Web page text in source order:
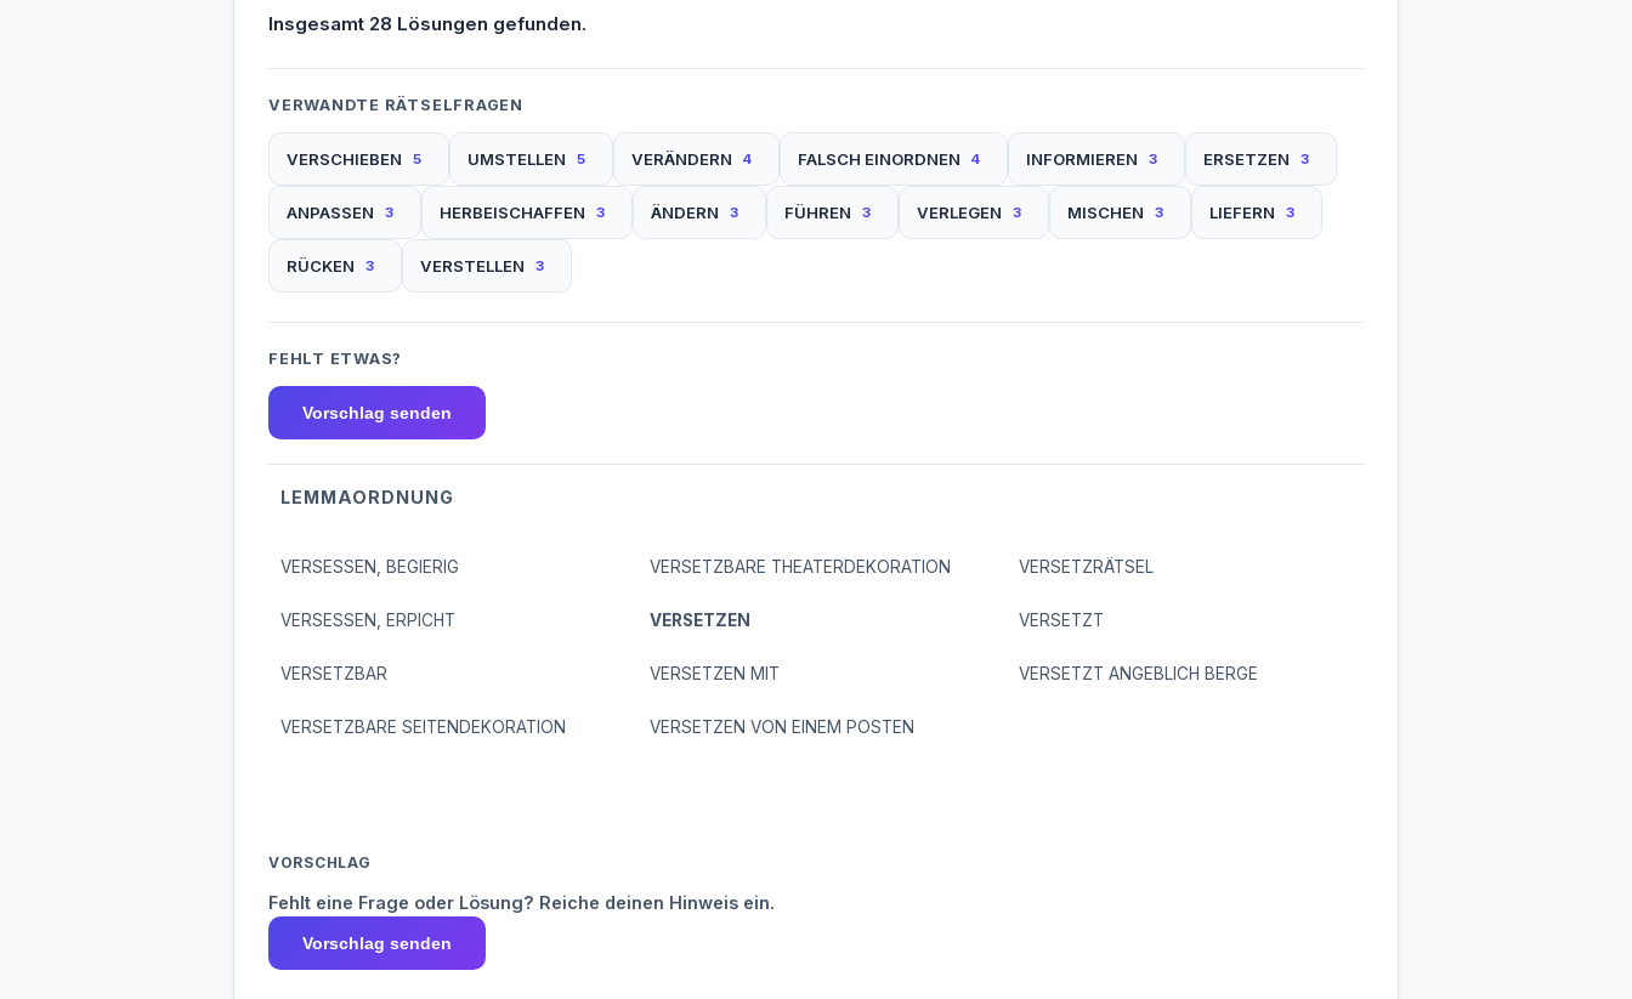
Insgesamt 28 Lösungen gefunden.
VERWANDTE RÄTSELFRAGEN
VERSCHIEBEN 5 UMSTELLEN 5 VERÄNDERN 4 FALSCH EINORDNEN 4 INFORMIEREN 3 ERSETZEN 3
ANPASSEN 3 HERBEISCHAFFEN 3 ÄNDERN 3 FÜHREN 3 VERLEGEN 3 MISCHEN 3 LIEFERN 3
RÜCKEN 3 VERSTELLEN 3
FEHLT ETWAS?
Vorschlag senden
LEMMAORDNUNG
VERSESSEN, BEGIERIG
VERSESSEN, ERPICHT
VERSETZBAR
VERSETZBARE SEITENDEKORATION
VERSETZBARE THEATERDEKORATION
VERSETZEN
VERSETZEN MIT
VERSETZEN VON EINEM POSTEN
VERSETZRÄTSEL
VERSETZT
VERSETZT ANGEBLICH BERGE
VORSCHLAG
Fehlt eine Frage oder Lösung? Reiche deinen Hinweis ein.
Vorschlag senden